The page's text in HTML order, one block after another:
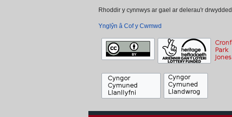
Rhoddir y cynnwys ar gael ar delerau'r drwydded
Ynglŷn â Cof y Cwmwd